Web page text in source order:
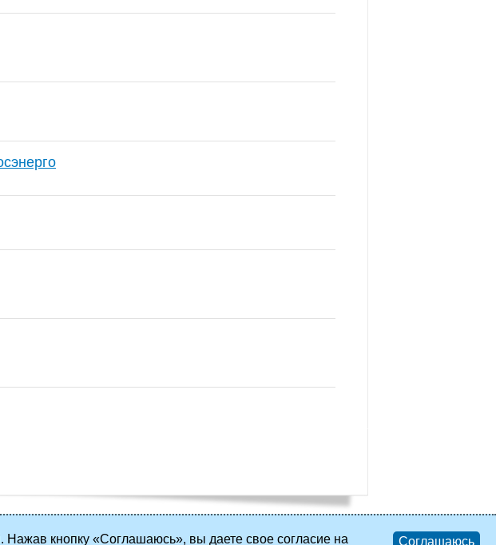
кнопку «Соглашаюсь», вы даете свое согласие на Соглашаюсь